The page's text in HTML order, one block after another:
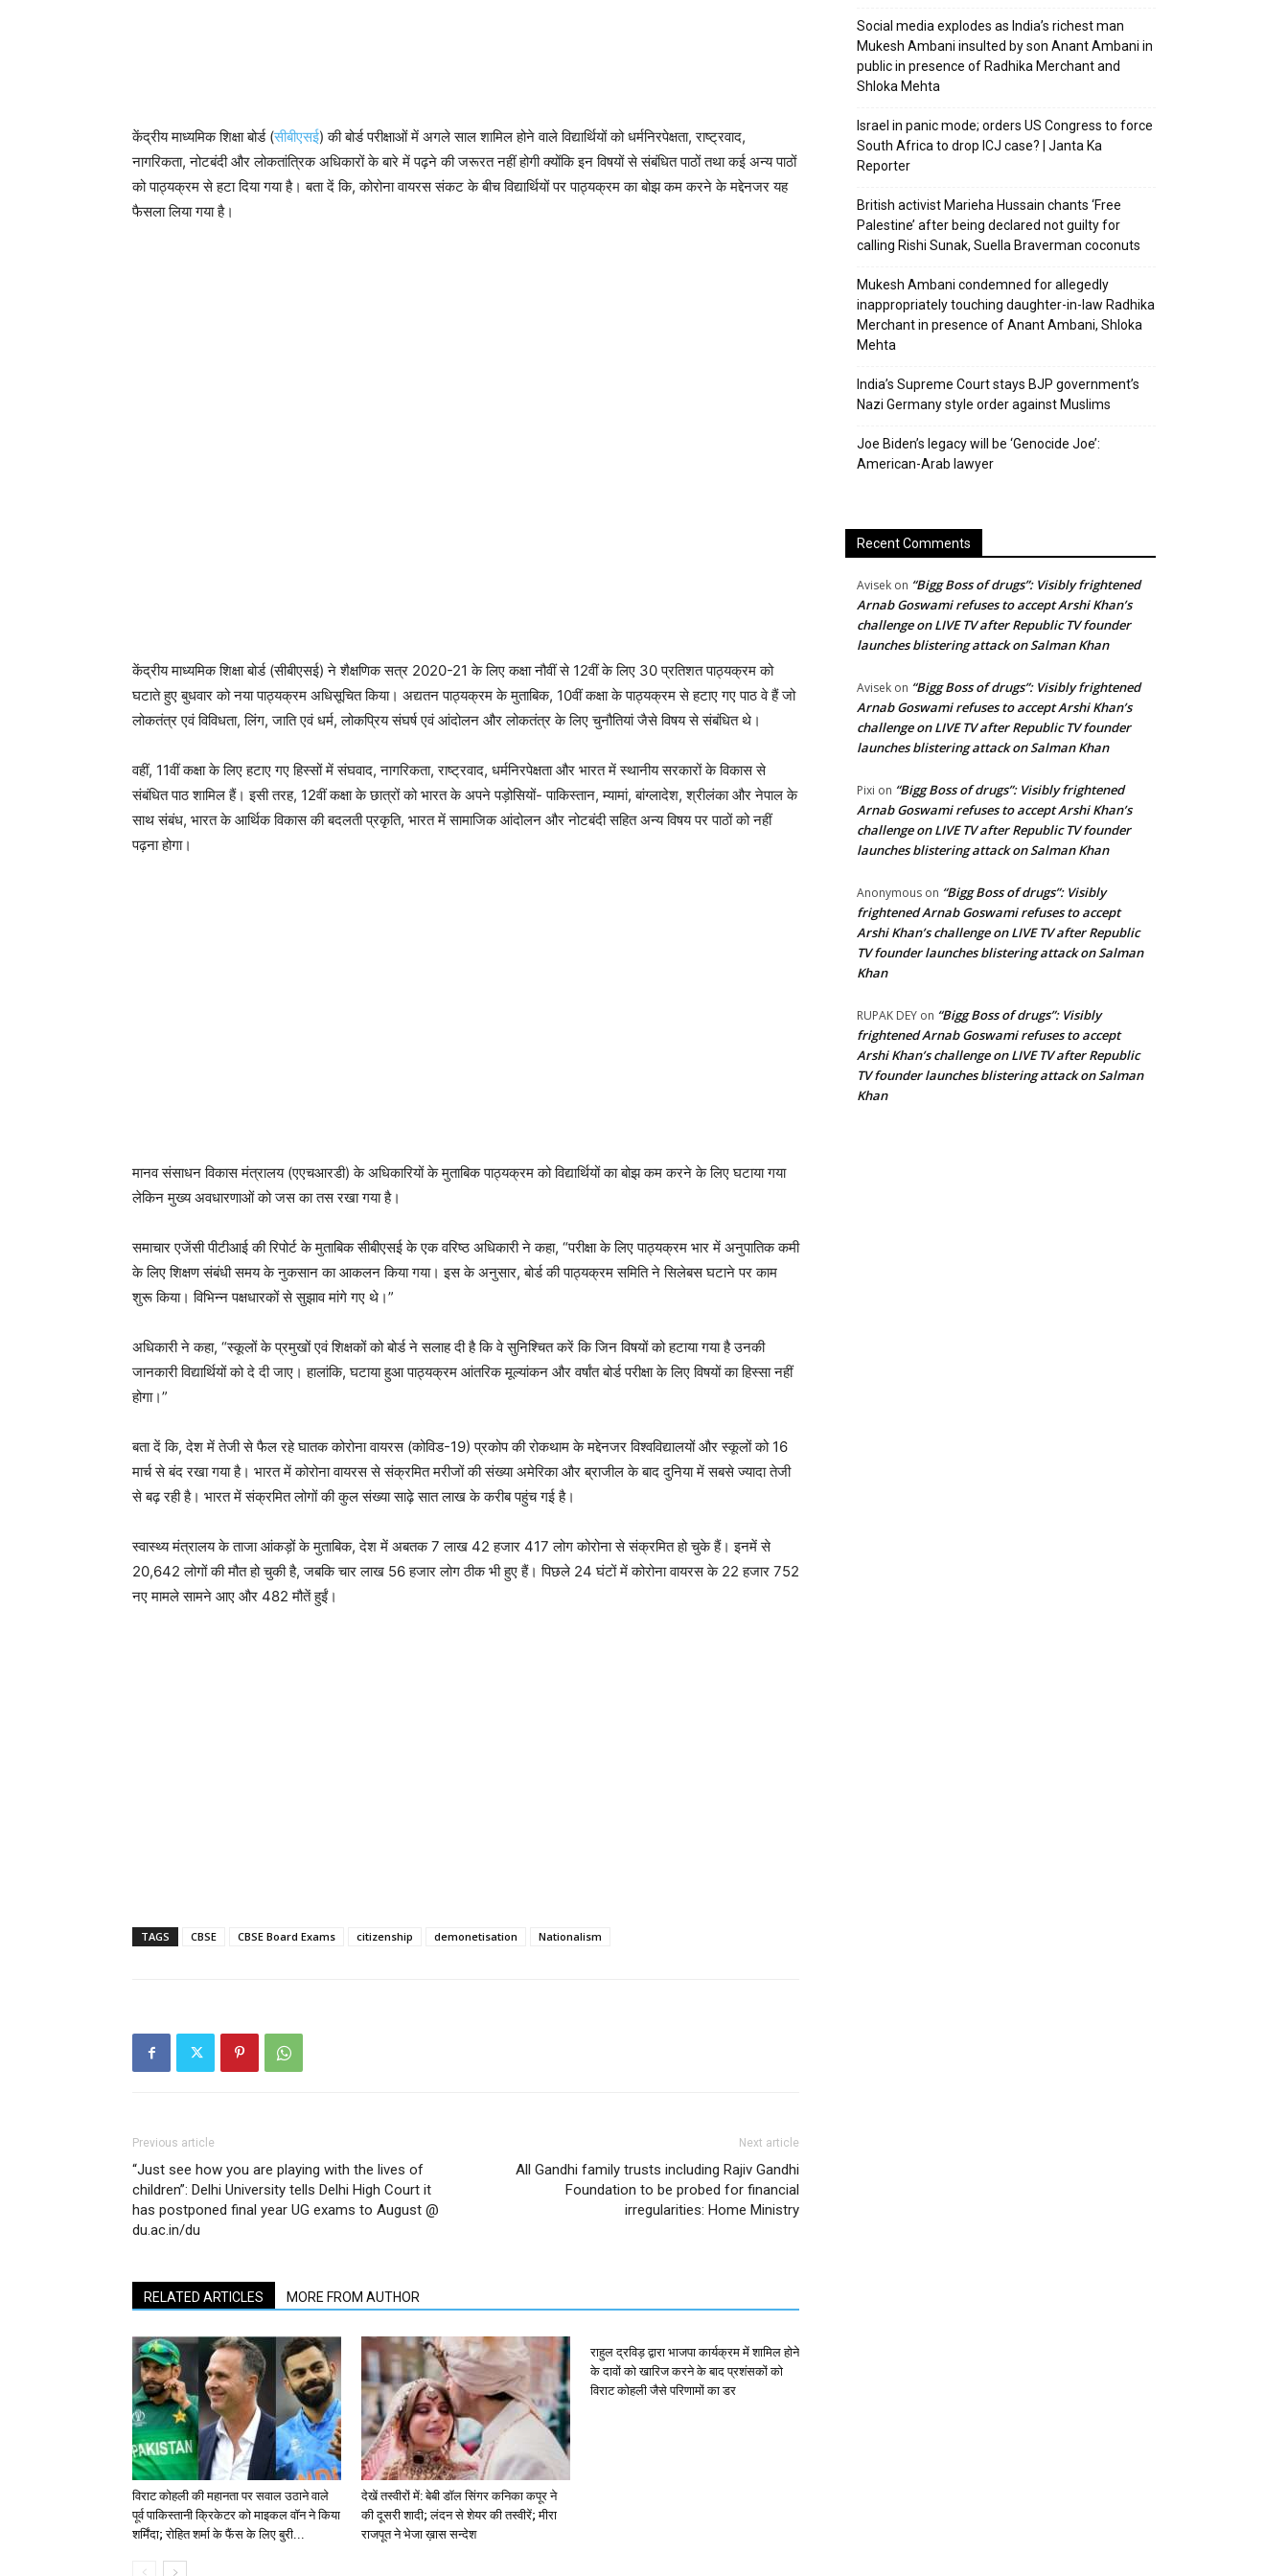
केंद्रीय माध्यमिक शिक्षा बोर्ड (सीबीएसई) की बोर्ड परीक्षाओं में अगले साल शामिल होने वाले विद्यार्थियों को धर्मनिरपेक्षता, राष्ट्रवाद,
नागरिकता, नोटबंदी और लोकतांत्रिक अधिकारों के बारे में पढ़ने की जरूरत नहीं होगी क्योंकि इन विषयों से संबंधित पाठों तथा कई अन्य पाठों
को पाठ्यक्रम से हटा दिया गया है। बता दें कि, कोरोना वायरस संकट के बीच विद्यार्थियों पर पाठ्यक्रम का बोझ कम करने के मद्देनजर यह
फैसला लिया गया है।
केंद्रीय माध्यमिक शिक्षा बोर्ड (सीबीएसई) ने शैक्षणिक सत्र 2020-21 के लिए कक्षा नौवीं से 12वीं के लिए 30 प्रतिशत पाठ्यक्रम को
घटाते हुए बुधवार को नया पाठ्यक्रम अधिसूचित किया। अद्यतन पाठ्यक्रम के मुताबिक, 10वीं कक्षा के पाठ्यक्रम से हटाए गए पाठ वे हैं जो
लोकतंत्र एवं विविधता, लिंग, जाति एवं धर्म, लोकप्रिय संघर्ष एवं आंदोलन और लोकतंत्र के लिए चुनौतियां जैसे विषय से संबंधित थे।
वहीं, 11वीं कक्षा के लिए हटाए गए हिस्सों में संघवाद, नागरिकता, राष्ट्रवाद, धर्मनिरपेक्षता और भारत में स्थानीय सरकारों के विकास से
संबंधित पाठ शामिल हैं। इसी तरह, 12वीं कक्षा के छात्रों को भारत के अपने पड़ोसियों- पाकिस्तान, म्यामां, बांग्लादेश, श्रीलंका और नेपाल के
साथ संबंध, भारत के आर्थिक विकास की बदलती प्रकृति, भारत में सामाजिक आंदोलन और नोटबंदी सहित अन्य विषय पर पाठों को नहीं
पढ़ना होगा।
मानव संसाधन विकास मंत्रालय (एएचआरडी) के अधिकारियों के मुताबिक पाठ्यक्रम को विद्यार्थियों का बोझ कम करने के लिए घटाया गया
लेकिन मुख्य अवधारणाओं को जस का तस रखा गया है।
समाचार एजेंसी पीटीआई की रिपोर्ट के मुताबिक सीबीएसई के एक वरिष्ठ अधिकारी ने कहा, “परीक्षा के लिए पाठ्यक्रम भार में अनुपातिक कमी
के लिए शिक्षण संबंधी समय के नुकसान का आकलन किया गया। इस के अनुसार, बोर्ड की पाठ्यक्रम समिति ने सिलेबस घटाने पर काम
शुरू किया। विभिन्न पक्षधारकों से सुझाव मांगे गए थे।”
अधिकारी ने कहा, “स्कूलों के प्रमुखों एवं शिक्षकों को बोर्ड ने सलाह दी है कि वे सुनिश्चित करें कि जिन विषयों को हटाया गया है उनकी
जानकारी विद्यार्थियों को दे दी जाए। हालांकि, घटाया हुआ पाठ्यक्रम आंतरिक मूल्यांकन और वर्षांत बोर्ड परीक्षा के लिए विषयों का हिस्सा नहीं
होगा।”
बता दें कि, देश में तेजी से फैल रहे घातक कोरोना वायरस (कोविड-19) प्रकोप की रोकथाम के मद्देनजर विश्वविद्यालयों और स्कूलों को 16
मार्च से बंद रखा गया है। भारत में कोरोना वायरस से संक्रमित मरीजों की संख्या अमेरिका और ब्राजील के बाद दुनिया में सबसे ज्यादा तेजी
से बढ़ रही है। भारत में संक्रमित लोगों की कुल संख्या साढ़े सात लाख के करीब पहुंच गई है।
स्वास्थ्य मंत्रालय के ताजा आंकड़ों के मुताबिक, देश में अबतक 7 लाख 42 हजार 417 लोग कोरोना से संक्रमित हो चुके हैं। इनमें से
20,642 लोगों की मौत हो चुकी है, जबकि चार लाख 56 हजार लोग ठीक भी हुए हैं। पिछले 24 घंटों में कोरोना वायरस के 22 हजार 752
नए मामले सामने आए और 482 मौतें हुईं।
TAGS CBSE CBSE Board Exams citizenship demonetisation Nationalism
Previous article
“Just see how you are playing with the lives of
children”: Delhi University tells Delhi High Court it
has postponed final year UG exams to August @
du.ac.in/du
Next article
All Gandhi family trusts including Rajiv Gandhi
Foundation to be probed for financial
irregularities: Home Ministry
RELATED ARTICLES MORE FROM AUTHOR
विराट कोहली की महानता पर सवाल उठाने वाले
पूर्व पाकिस्तानी क्रिकेटर को माइकल वॉन ने किया
शर्मिंदा; रोहित शर्मा के फैंस के लिए बुरी...
देखें तस्वीरों में: बेबी डॉल सिंगर कनिका कपूर ने
की दूसरी शादी; लंदन से शेयर की तस्वीरें; मीरा
राजपूत ने भेजा ख़ास सन्देश
राहुल द्रविड़ द्वारा भाजपा कार्यक्रम में शामिल होने
के दावों को खारिज करने के बाद प्रशंसकों को
विराट कोहली जैसे परिणामों का डर
Social media explodes as India’s richest man
Mukesh Ambani insulted by son Anant Ambani in
public in presence of Radhika Merchant and
Shloka Mehta
Israel in panic mode; orders US Congress to force
South Africa to drop ICJ case? | Janta Ka
Reporter
British activist Marieha Hussain chants ‘Free
Palestine’ after being declared not guilty for
calling Rishi Sunak, Suella Braverman coconuts
Mukesh Ambani condemned for allegedly
inappropriately touching daughter-in-law Radhika
Merchant in presence of Anant Ambani, Shloka
Mehta
India’s Supreme Court stays BJP government’s
Nazi Germany style order against Muslims
Joe Biden’s legacy will be ‘Genocide Joe’:
American-Arab lawyer
Recent Comments
Avisek on “Bigg Boss of drugs”: Visibly frightened
Arnab Goswami refuses to accept Arshi Khan’s
challenge on LIVE TV after Republic TV founder
launches blistering attack on Salman Khan
Avisek on “Bigg Boss of drugs”: Visibly frightened
Arnab Goswami refuses to accept Arshi Khan’s
challenge on LIVE TV after Republic TV founder
launches blistering attack on Salman Khan
Pixi on “Bigg Boss of drugs”: Visibly frightened
Arnab Goswami refuses to accept Arshi Khan’s
challenge on LIVE TV after Republic TV founder
launches blistering attack on Salman Khan
Anonymous on “Bigg Boss of drugs”: Visibly
frightened Arnab Goswami refuses to accept
Arshi Khan’s challenge on LIVE TV after Republic
TV founder launches blistering attack on Salman
Khan
RUPAK DEY on “Bigg Boss of drugs”: Visibly
frightened Arnab Goswami refuses to accept
Arshi Khan’s challenge on LIVE TV after Republic
TV founder launches blistering attack on Salman
Khan